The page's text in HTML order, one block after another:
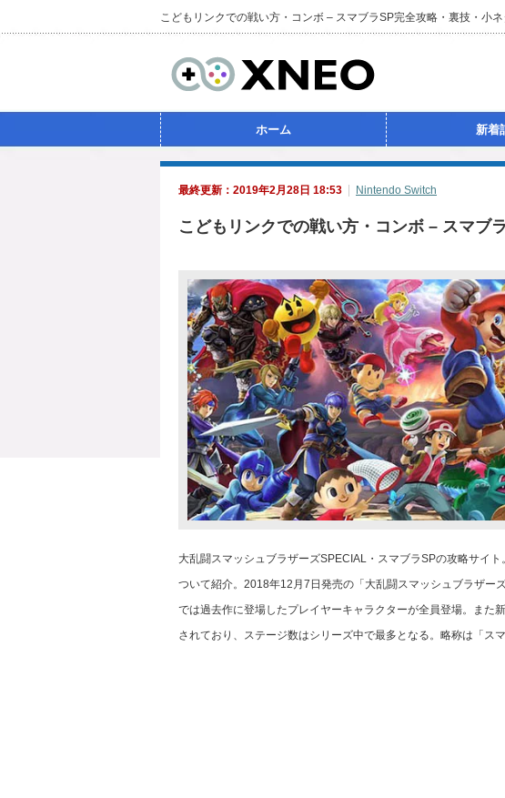
こどもリンクでの戦い方・コンボ – スマブラSP完全攻略・裏技・小
ホーム 新着
最終更新：2019年2月28日 18:53 Nintendo Switch
こどもリンクでの戦い方・コンボ – スマブ
大乱闘スマッシュブラザーズSPECIAL・スマブラSPの攻略サイ
ついて紹介。2018年12月7日発売の「大乱闘スマッシュブラザー
では過去作に登場したプレイヤーキャラクターが全員登場。また
されており、ステージ数はシリーズ中で最多となる。略称は「スマ